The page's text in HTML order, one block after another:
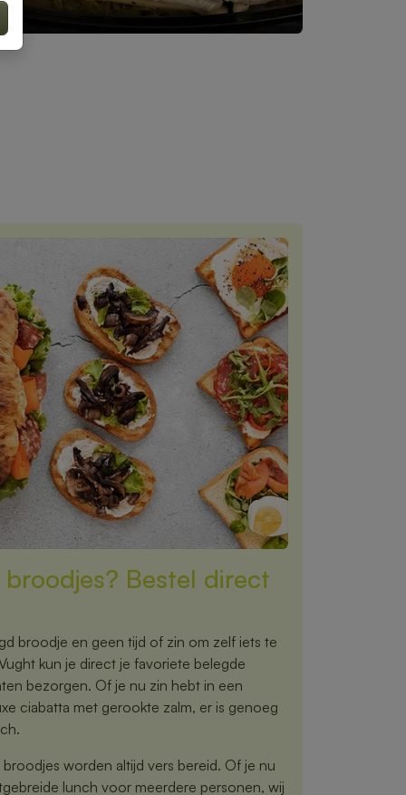
Bestel direct
broodje en geen tijd of zin om zelf iets te
kun je direct je favoriete belegde
bezorgen. Of je nu zin hebt in een
ciabatta met gerookte zalm, er is genoeg
worden altijd vers bereid. Of je nu
lunch voor meerdere personen, wij